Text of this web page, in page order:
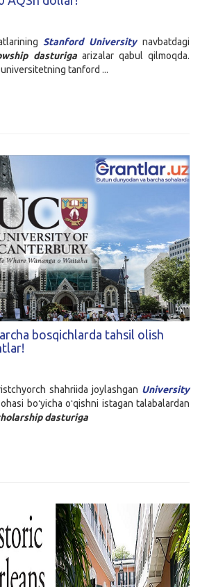
Stanford Universitynavbatdagi
dasturigaarizalar qabul qilmoqda.
tanford ...
bosqichlarda tahsil olish
shahriida joylashgan University
boʻyicha oʻqishni istagan talabalardan
dasturiga